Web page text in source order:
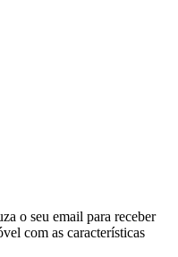
o seu email para receber
com as características